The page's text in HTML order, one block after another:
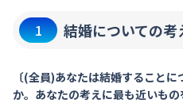
1 結婚についての考
〔(全員)あなたは結婚すること
か。あなたの考えに最も近いもの